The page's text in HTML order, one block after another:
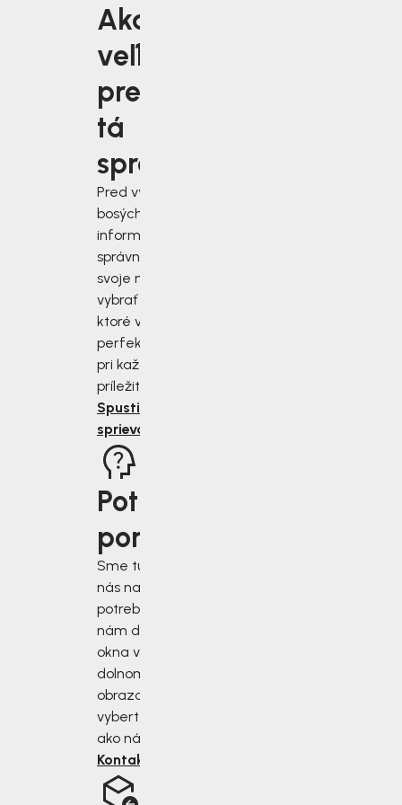
Aká
veľkosť je
pre vás
tá
správna?
Pred výberom
bosých topánok sa
informujte, ako
správne zmerať
svoje nohy a
vybrať si topánky,
ktoré vám budú
perfektne sedieť
pri každej
príležitosti.
Spustiť
sprievodcu
Potrebujete
poradiť?
Sme tu pre vás, keď
nás najviac
potrebujete. Napíšte
nám do chatového
okna v pravom
dolnom rohu
obrazovky alebo si
vyberte iný spôsob,
ako nás kontaktovať.
Kontaktujte nás